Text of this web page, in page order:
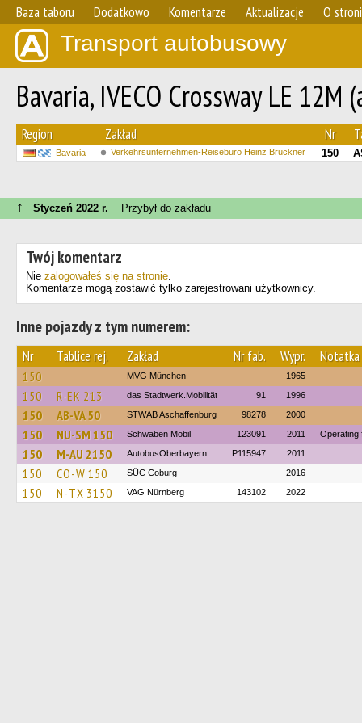
Baza taboru Dodatkowo Komentarze Aktualizacje O
Transport autobusowy
Bavaria, IVECO Crossway LE 12M
Region Zakład Nr
Bavaria Verkehrsunternehmen-Reisebüro Heinz Bruckner 150
↑ Styczeń 2022 r. Przybył do zakładu
Twój komentarz
Nie zalogowałeś się na stronie.
Komentarze mogą zostawić tylko zarejestrowani użytkownicy.
Inne pojazdy z tym numerem:
Nr Tablice rej. Zakład Nr fab. Wypr. Notatka
150 MVG München 1965
150 R-EK 213 das Stadtwerk.Mobilität 91 1996
150 AB-VA 50 STWAB Aschaffenburg 98278 2000
150 NU-SM 150 Schwaben Mobil 123091 2011
150 M-AU 2150 AutobusOberbayern P115947 2011
150 CO-W 150 SÜC Coburg 2016
150 N-TX 3150 VAG Nürnberg 143102 2022